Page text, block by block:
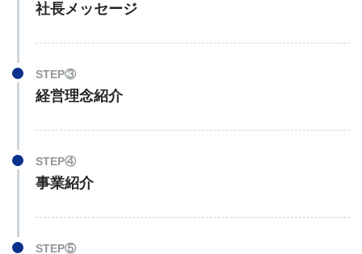
社長メッセージ
STEP③
経営理念紹介
STEP④
事業紹介
STEP⑤